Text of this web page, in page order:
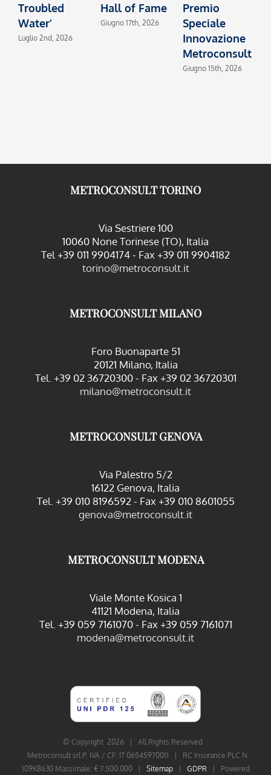
Troubled
Water’
Luglio 2nd, 2026
Hall of Fame
Giugno 17th, 2026
Premio
Speciale
Innovazione
Metroconsult
Giugno 15th, 2026
METROCONSULT TORINO
Via Sestriere 100
10060 None Torinese (TO), Italia
Tel +39 011 9904174 - Fax +39 011 9904182
torino@metroconsult.it
METROCONSULT MILANO
Foro Buonaparte 51
20121 Milano, Italia
Tel. +39 02 36720300 - Fax +39 02 36720301
milano@metroconsult.it
METROCONSULT GENOVA
Via Palestro 5/2
16122 Genova, Italia
Tel. +39 010 8196592 - Fax +39 010 8601055
genova@metroconsult.it
METROCONSULT MODENA
Viale Monte Kosica 1
41121 Modena, Italia
Tel. +39 059 7161070 - Fax +39 059 7161071
modena@metroconsult.it
© Copyright 2026 | All Rights Reserved
Metroconsult srl P. IVA / CF: IT 06545970011 | RC Insurance PLC N.
109K8630 Massimale: € 7.500.000 | Sitemap| GDPR | Powered